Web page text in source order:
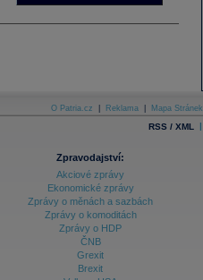
O Patria.cz Reklama Mapa Stránek
RSS / XML |
Zpravodajství:
Akciové zprávy
Ekonomické zprávy
Zprávy o měnách a sazbách
Zprávy o komoditách
Zprávy o HDP
ČNB
Grexit
Brexit